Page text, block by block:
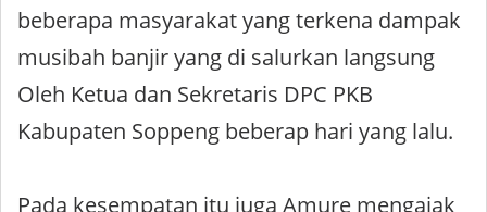
beberapa masyarakat yang terkena dampak
musibah banjir yang di salurkan langsung
Oleh Ketua dan Sekretaris DPC PKB
Kabupaten Soppeng beberap hari yang lalu.
Pada kesempatan itu juga Amure mengajak